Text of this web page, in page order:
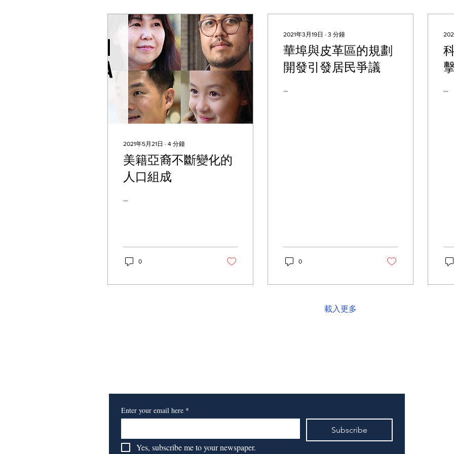
2021年5月21日 ∙ 4 分鐘
美籍亞裔不斷變化的
人口組成
...
0
2021年3月19日 ∙ 3 分鐘
華埠與皮革區的規劃
開發引發居民爭議
...
0
...
載入更多
Enter your email here *
Subscribe
Yes, subscribe me to your newspaper.